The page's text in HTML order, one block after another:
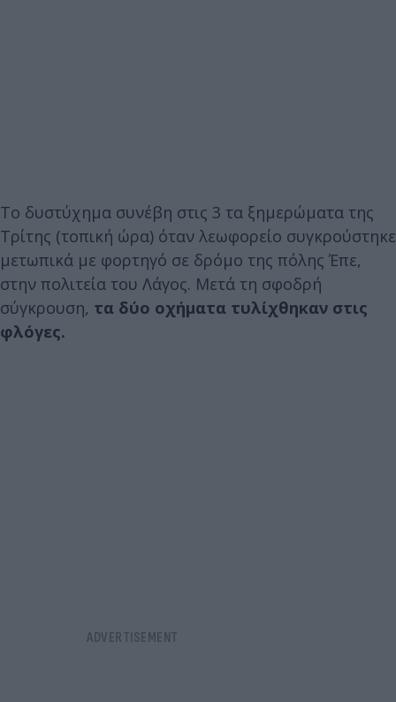
Το δυστύχημα συνέβη στις 3 τα ξημερώματα της
Τρίτης (τοπική ώρα) όταν λεωφορείο συγκρούστηκε
μετωπικά με φορτηγό σε δρόμο της πόλης Έπε,
στην πολιτεία του Λάγος. Μετά τη σφοδρή
σύγκρουση, τα δύο οχήματα τυλίχθηκαν στις
φλόγες.